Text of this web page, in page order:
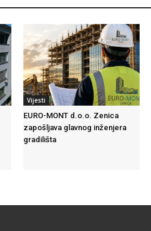
Vijesti
EURO-MONT d.o.o. Zenica
zapošljava glavnog inženjera
gradilišta